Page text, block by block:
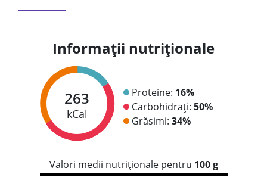
Informații nutriționale
263
kCal
Proteine: 16%
Carbohidrați: 50%
Grăsimi: 34%
Valori medii nutriționale pentru 100 g